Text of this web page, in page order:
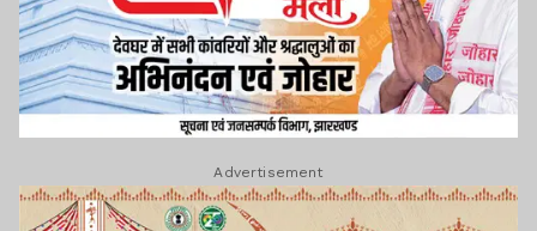
Advertisement